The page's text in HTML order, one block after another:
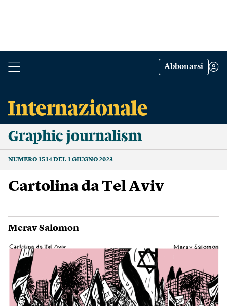
Abbonarsi
Graphic journalism
NUMERO 1514 DEL 1 GIUGNO 2023
Cartolina da Tel Aviv
Merav Salomon